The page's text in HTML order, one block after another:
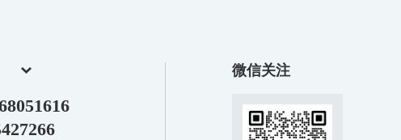
微信关注